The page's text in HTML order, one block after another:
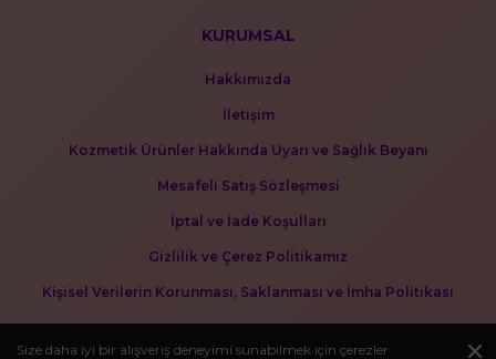
Size daha iyi bir alışveriş deneyimi sunabilmek için çerezler
KURUMSAL
Hakkımızda
İletişim
Kozmetik Ürünler Hakkında Uyarı ve Sağlık Beyanı
Mesafeli Satış Sözleşmesi
İptal ve İade Koşulları
Gizlilik ve Çerez Politikamız
Kişisel Verilerin Korunması, Saklanması ve İmha Politikası